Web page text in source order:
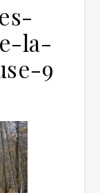
la-
9